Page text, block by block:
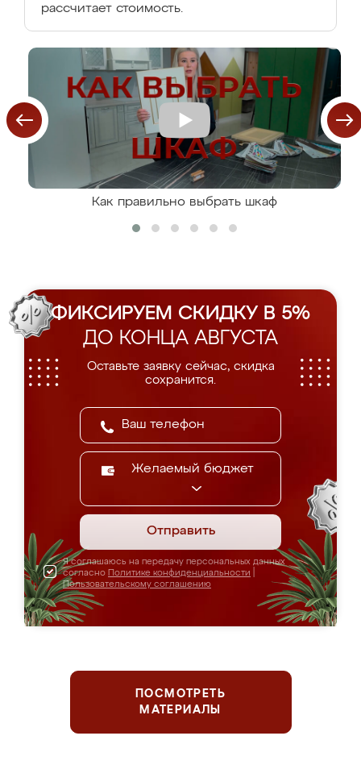
рассчитает стоимость.
Как правильно выбрать шкаф
ФИКСИРУЕМ СКИДКУ В 5%
ДО КОНЦА АВГУСТА
Оставьте заявку сейчас, скидка
сохранится.
Желаемый бюджет
Отправить
Я соглашаюсь на передачу персональных данных
согласно Политике конфиденциальности
Пользовательскому соглашению
ПОСМОТРЕТЬ
МАТЕРИАЛЫ